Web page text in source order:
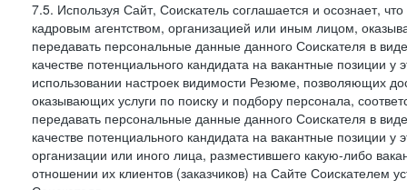
7.5. Используя Сайт, Соискатель соглашается и осознает,
кадровым агентством, организацией или иным лицом,
передавать персональные данные данного Соискателя в
качестве потенциального кандидата на вакантные позиции у
использовании настроек видимости Резюме, позволяющих
оказывающих услуги по поиску и подбору персонала,
передавать персональные данные данного Соискателя в
качестве потенциального кандидата на вакантные позиции у
организации или иного лица, разместившего какую-либо
отношении их клиентов (заказчиков) на Сайте Соискателем